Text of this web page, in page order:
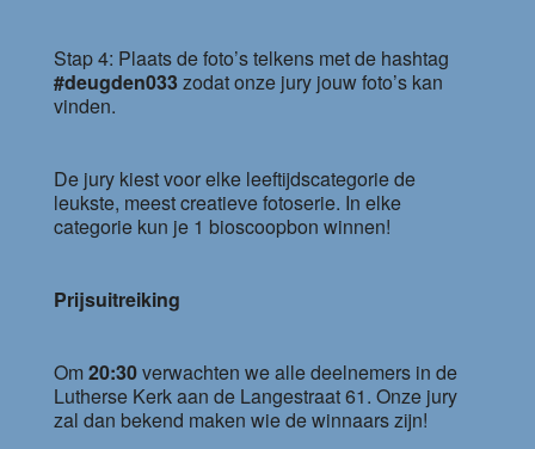
Stap 4: Plaats de foto’s telkens met de hashtag
#deugden033zodat onze jury jouw foto’s kan
vinden.
De jury kiest voor elke leeftijdscategorie de
leukste, meest creatieve fotoserie. In elke
categorie kun je 1 bioscoopbon winnen!
Prijsuitreiking
Om20:30verwachten we alle deelnemers in de
Lutherse Kerk aan de Langestraat 61. Onze jury
zal dan bekend maken wie de winnaars zijn!